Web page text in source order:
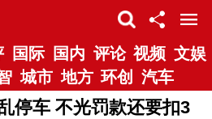
国际 国内 评论 视频 文娱
城市 地方 环创 汽车
停车 不光罚款还要扣3